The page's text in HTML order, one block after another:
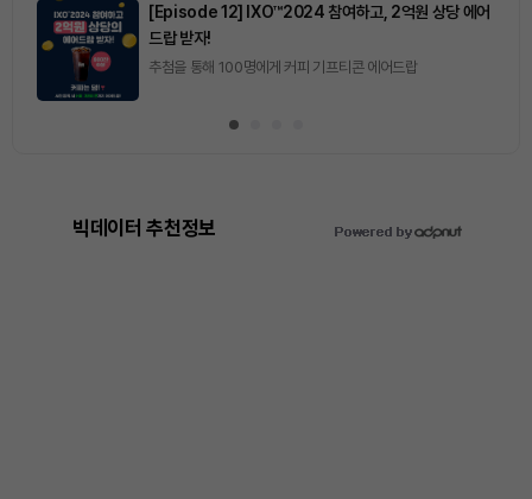
[Episode 12] IXO™2024 참여하고, 2억원 상당 에어
드랍 받자!
추첨을 통해 100명에게 커피 기프티콘 에어드랍
빅데이터 추천정보